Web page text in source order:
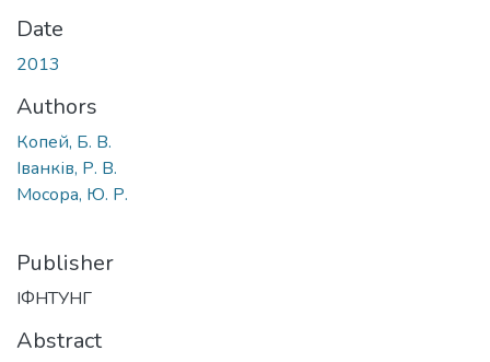
Date
2013
Authors
Копей, Б. В.
Іванків, Р. В.
Мосора, Ю. Р.
Publisher
ІФНТУНГ
Abstract